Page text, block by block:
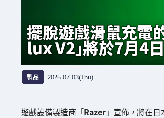
擺脫遊戲滑鼠充電
lux V2」將於7月4
製品 2025.07.03(Thu)
遊戲設備製造商「Razer」宣佈，將在日